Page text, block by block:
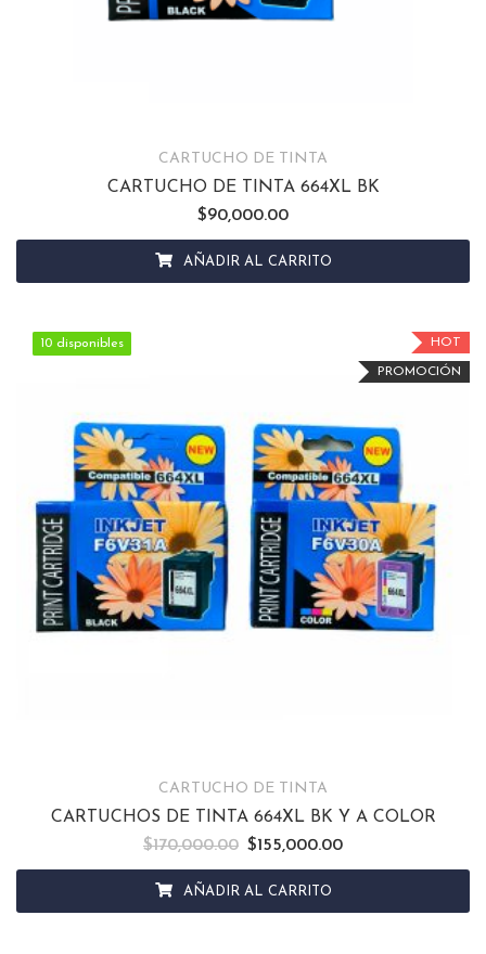
CARTUCHO DE TINTA
CARTUCHO DE TINTA 664XL BK
$90,000.00
AÑADIR AL CARRITO
HOT
PROMOCIÓN
10 disponibles
10 disponibles
CARTUCHO DE TINTA
CARTUCHOS DE TINTA 664XL BK Y A COLOR
$170,000.00 El precio original era: $170,000.00.
$155,000.00
AÑADIR AL CARRITO